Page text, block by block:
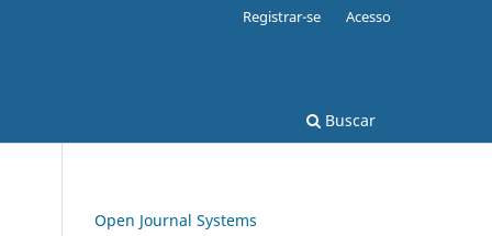
Buscar
Registrar-se Acesso
Open Journal Systems